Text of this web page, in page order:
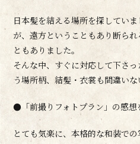
日本髪を結える場所を探してい
が、遠方ということもあり断られ
ともありました。
そんな中、すぐに対応して下さ
う場所柄、結髪・衣裳も間違いな
●「前撮りフォトプラン」の感想
とても気楽に、本格的な和装で